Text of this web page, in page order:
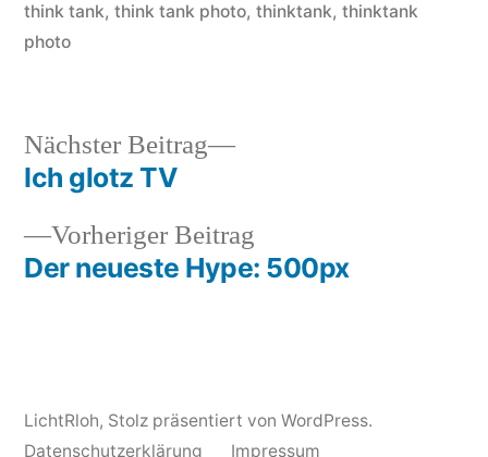
think tank, think tank photo, thinktank, thinktank
photo
Beitragsnavigation
Vorheriger Beitrag
Beitrag:
Der neueste Hype: 500px
Nächster Beitrag
Nächster
Ich glotz TV
LichtRloh, Stolz präsentiert von WordPress.
Datenschutzerklärung
Impressum